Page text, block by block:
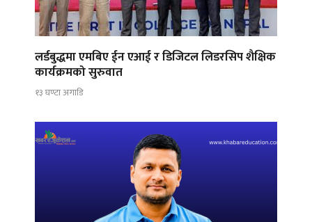
लर्डबुद्धमा एमबिए ईन एआई र डिजिटल लिडरसिप शैक्षिक
कार्यक्रमको सुरुवात
१३ घण्टा अगाडि